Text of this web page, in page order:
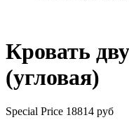
Кровать
(угловая)
Special Price 18814 руб